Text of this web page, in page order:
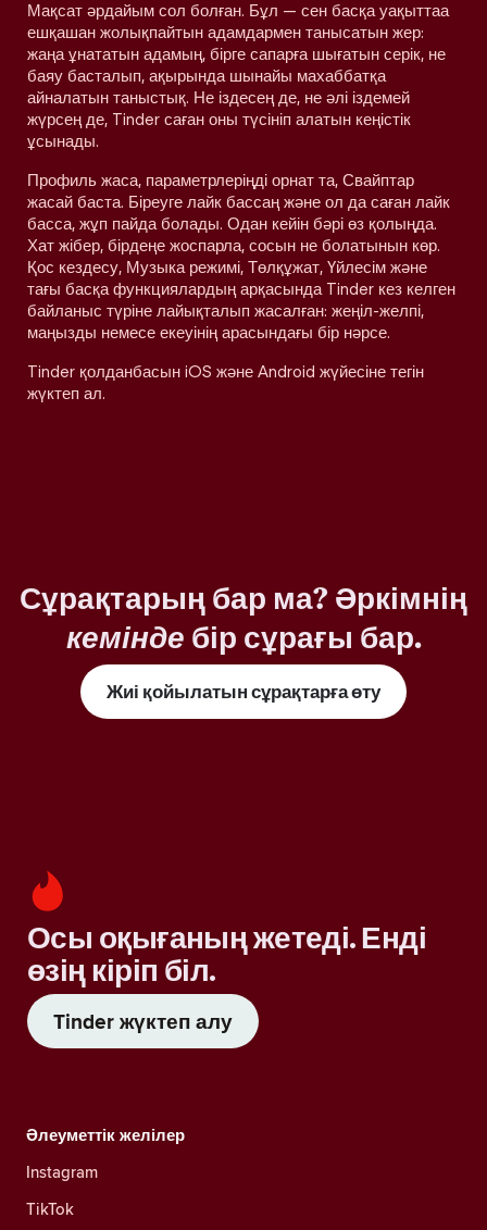
Мақсат әрдайым сол болған. Бұл — сен басқа уақыттаа
ешқашан жолықпайтын адамдармен танысатын жер:
жаңа ұнататын адамың, бірге сапарға шығатын серік, не
баяу басталып, ақырында шынайы махаббатқа
айналатын таныстық. Не іздесең де, не әлі іздемей
жүрсең де, Tinder саған оны түсініп алатын кеңістік
ұсынады.
Профиль жаса, параметрлеріңді орнат та, Свайптар
жасай баста. Біреуге лайк бассаң және ол да саған лайк
басса, жұп пайда болады. Одан кейін бәрі өз қолыңда.
Хат жібер, бірдеңе жоспарла, сосын не болатынын көр.
Қос кездесу, Музыка режимі, Төлқұжат, Үйлесім және
тағы басқа функциялардың арқасында Tinder кез келген
байланыс түріне лайықталып жасалған: жеңіл-желпі,
маңызды немесе екеуінің арасындағы бір нәрсе.
Tinder қолданбасын iOS және Android жүйесіне тегін
жүктеп ал.
Сұрақтарың бар ма? Әркімнің
кемінде бір сұрағы бар.
Жиі қойылатын сұрақтарға өту
Осы оқығаның жетеді. Енді
өзің кіріп біл.
Tinder жүктеп алу
Әлеуметтік желілер
Instagram
TikTok